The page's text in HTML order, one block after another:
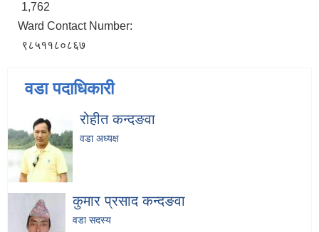
1,762
Ward Contact Number:
९८५११८०८६७
वडा पदाधिकारी
रोहीत कन्दङवा
वडा अध्यक्ष
कुमार प्रसाद कन्दङवा
वडा सदस्य